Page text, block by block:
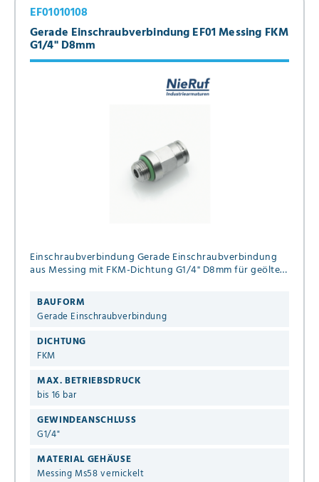
Gerade Einschraubverbindung EF01 Messing FKM
G1/4" D8mm
EF01010108
Einschraubverbindung Gerade Einschraubverbindung
aus Messing mit FKM-Dichtung G1/4" D8mm für geölte
BAUFORM
Gerade Einschraubverbindung
DICHTUNG
FKM
MAX. BETRIEBSDRUCK
bis 16 bar
GEWINDEANSCHLUSS
G1/4"
MATERIAL GEHÄUSE
Messing Ms58 vernickelt